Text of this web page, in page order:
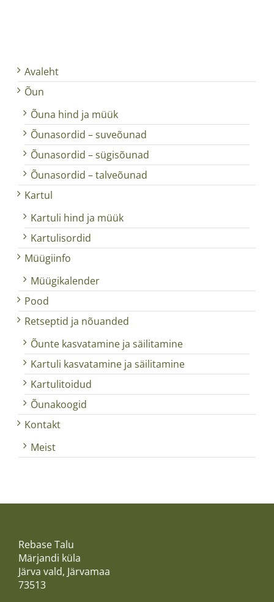
Avaleht
Õun
Õuna hind ja müük
Õunasordid – suveõunad
Õunasordid – sügisõunad
Õunasordid – talveõunad
Kartul
Kartuli hind ja müük
Kartulisordid
Müügiinfo
Müügikalender
Pood
Retseptid ja nõuanded
Õunte kasvatamine ja säilitamine
Kartuli kasvatamine ja säilitamine
Kartulitoidud
Õunakoogid
Kontakt
Meist
Rebase Talu
Märjandi küla
Järva vald, Järvamaa
73513